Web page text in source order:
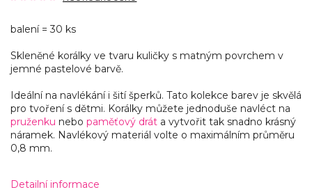
balení = 30 ks
Skleněné korálky ve tvaru kuličky s matným povrchem v
jemné pastelové barvě.
Ideální na navlékání i šití šperků. Tato kolekce barev je skvělá
pro tvoření s dětmi. Korálky můžete jednoduše navléct na
pruženku nebo paměťový drát a vytvořit tak snadno krásný
náramek. Navlékový materiál volte o maximálním průměru
0,8 mm.
Detailní informace